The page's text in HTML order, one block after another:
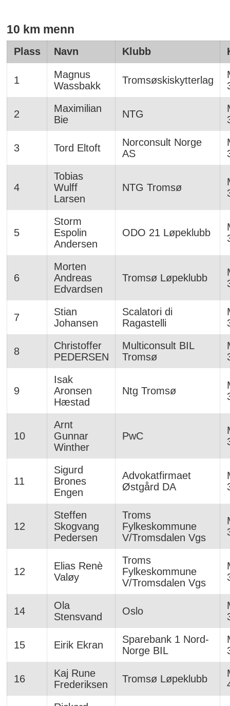
10 km menn
Plass Navn Klubb
1
Magnus
Wassbakk
Tromsøskiskytterlag
2
Maximilian
Bie
NTG
3 Tord Eltoft
Norconsult Norge
AS
4
Tobias
Wulff
Larsen
NTG Tromsø
5
Storm
Espolin
Andersen
ODO 21 Løpeklubb
6
Morten
Andreas
Edvardsen
Tromsø Løpeklubb
7
Stian
Johansen
Scalatori di
Ragastelli
8
Christoffer
PEDERSEN
Multiconsult BIL
Tromsø
9
Isak
Aronsen
Hæstad
Ntg Tromsø
10
Arnt
Gunnar
Winther
PwC
11
Sigurd
Brones
Engen
Advokatfirmaet
Østgård DA
12
Steffen
Skogvang
Pedersen
Troms
Fylkeskommune
V/Tromsdalen Vgs
12
Elias Renè
Valøy
Troms
Fylkeskommune
V/Tromsdalen Vgs
14
Ola
Stensvand
Oslo
15 Eirik Ekran
Sparebank 1 Nord-
Norge BIL
16
Kaj Rune
Frederiksen
Tromsø Løpeklubb